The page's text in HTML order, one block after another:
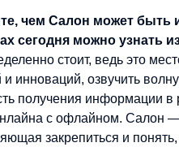
чем Салон может
сегодня можно узнать
стоит, ведь это
и инноваций, озвучить
получения информации
с офлайном. Салон
закрепиться и